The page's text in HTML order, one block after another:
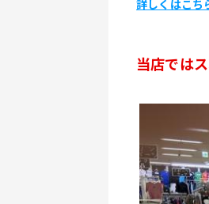
詳しくはこち
当店では